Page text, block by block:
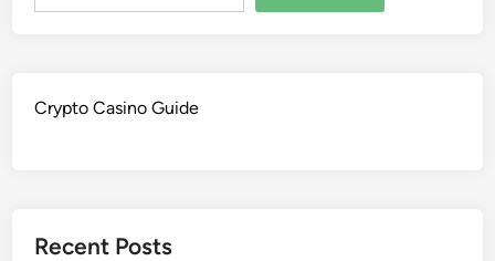
Crypto Casino Guide
Recent Posts